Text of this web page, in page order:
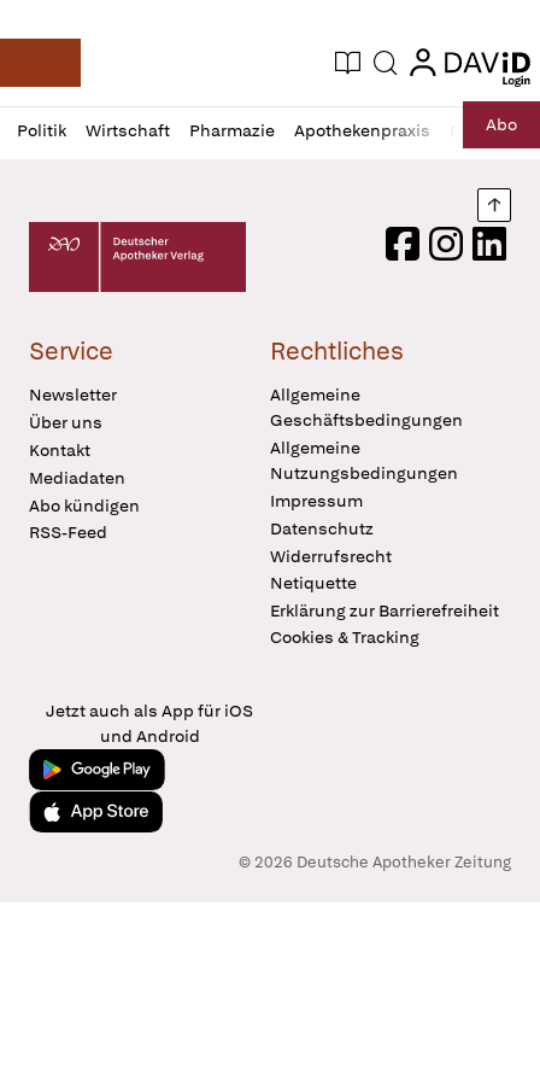
Deutsche Apotheker Zeitung
Aktuelle Ausgabe
Suche login
login
Politik Wirtschaft Pharmazie Apothekenpraxis RechtAbo
Profil
öffnen
Daz
Pur
Deutscher Apotheker Verlag Logo
FacebookInstagram
Service
Newsletter
Über uns
Kontakt
Mediadaten
Abo kündigen
RSS-Feed
Rechtliches
Allgemeine
Geschäftsbedingungen
Allgemeine
Nutzungsbedingungen
Impressum
Datenschutz
Widerrufsrecht
Netiquette
Erklärung zur Barrierefreiheit
Cookies & Tracking
Jetzt auch als App für iOS
und Android
Jetzt bei Google Play
Laden im App Store
© 2026 Deutsche Apotheker Zeitung